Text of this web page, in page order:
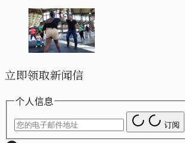
立即领取新闻信
个人信息
订阅